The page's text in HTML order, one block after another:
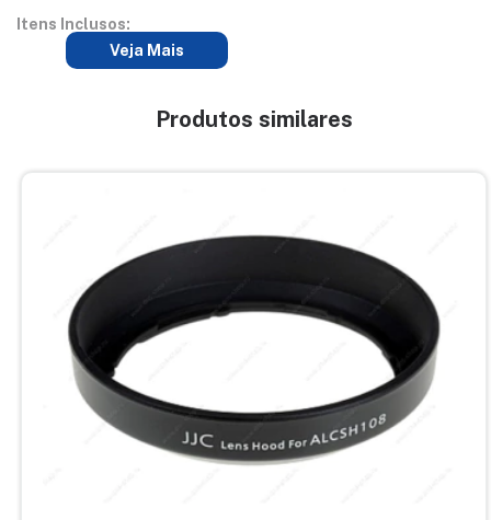
Itens Inclusos:
Não caia em armadilhas da web,compre com quem tem tradição
no mercado e sede própria oferecendo garantia e procedência do
Veja Mais
Produtos similares